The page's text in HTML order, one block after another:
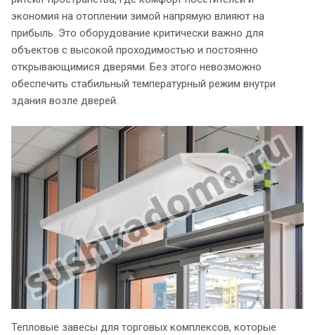
экономия на отоплении зимой напрямую влияют на
прибыль. Это оборудование критически важно для
объектов с высокой проходимостью и постоянно
открывающимися дверями. Без этого невозможно
обеспечить стабильный температурный режим внутри
здания возле дверей.
Тепловые завесы для торговых комплексов, которые